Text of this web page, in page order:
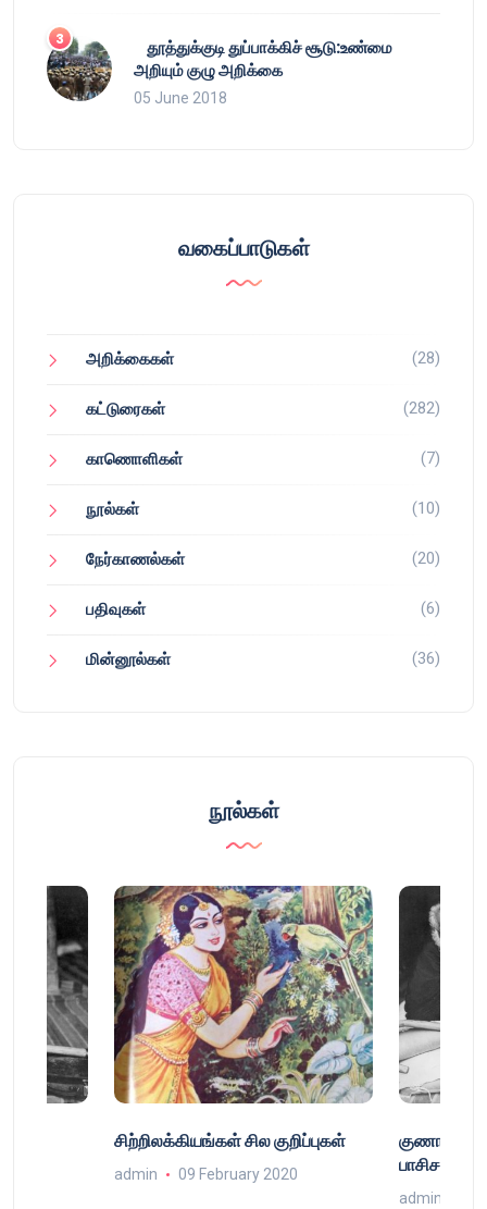
தூத்துக்குடி துப்பாக்கிச் சூடு:உண்மை
அறியும் குழு அறிக்கை
05 June 2018
வகைப்பாடுகள்
அறிக்கைகள் (28)
கட்டுரைகள் (282)
காணொளிகள் (7)
நூல்கள் (10)
நேர்காணல்கள் (20)
பதிவுகள் (6)
மின்னூல்கள் (36)
நூல்கள்
சிற்றிலக்கியங்கள் சில குறிப்புகள்
admin 09 February 2020
குணா :
admin